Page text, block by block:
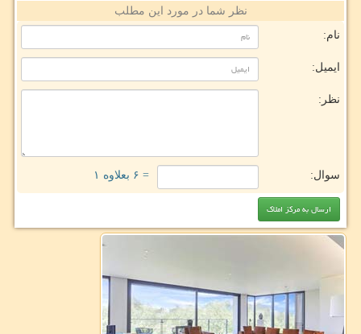
نظر شما در مورد این مطلب
نام:
ایمیل:
نظر:
سوال: = ۶ بعلاوه ۱